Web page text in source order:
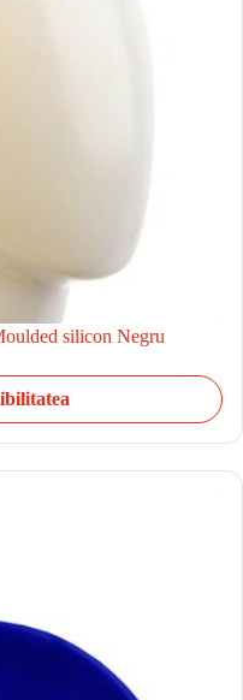
silicon Negru